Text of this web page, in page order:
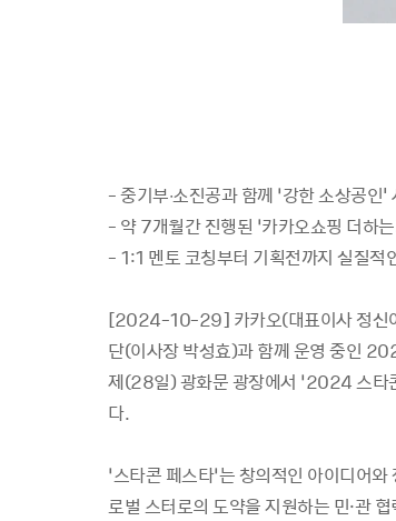
- 중기부∙소진공과 함께 ‘강한 소상공
- 약 7개월간 진행된 ‘카카오쇼핑 더하
- 1:1 멘토 코칭부터 기획전까지 실질
[2024-10-29] 카카오(대표이사 정신
단(이사장 박성효)과 함께 운영 중인
제(28일) 광화문 광장에서 ‘2024 스타
다.
‘스타콘 페스타’는 창의적인 아이디어
로벌 스터로의 도약을 지원하는 민·관